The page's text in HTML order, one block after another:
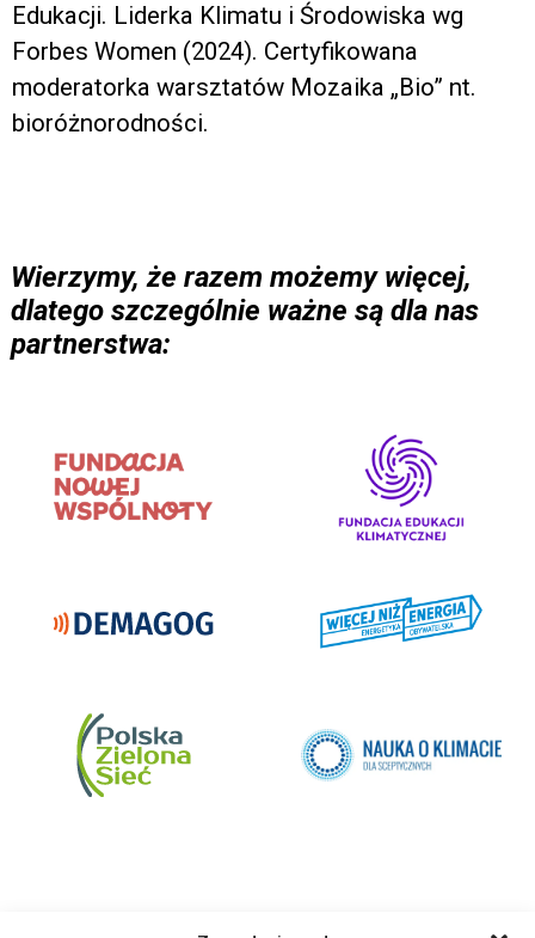
Edukacji. Liderka Klimatu i Środowiska wg
Forbes Women (2024). Certyfikowana
moderatorka warsztatów Mozaika „Bio” nt.
bioróżnorodności.
Wierzymy, że razem możemy więcej,
dlatego szczególnie ważne są dla nas
partnerstwa: